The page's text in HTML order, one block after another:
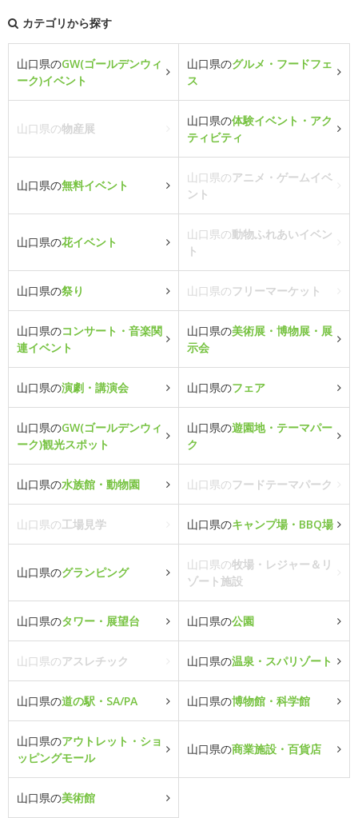
カテゴリから探す
山口県のGW(ゴールデンウィ
ーク)イベント
山口県のグルメ・フードフェ
ス
山口県の物産展
山口県の体験イベント・アク
ティビティ
山口県の無料イベント
山口県のアニメ・ゲームイベ
ント
山口県の花イベント
山口県の動物ふれあいイベン
ト
山口県の祭り 山口県のフリーマーケット
山口県のコンサート・音楽関
連イベント
山口県の美術展・博物展・展
示会
山口県の演劇・講演会 山口県のフェア
山口県のGW(ゴールデンウィ
ーク)観光スポット
山口県の遊園地・テーマパー
ク
山口県の水族館・動物園 山口県のフードテーマパーク
山口県の工場見学 山口県のキャンプ場・BBQ場
山口県のグランピング
山口県の牧場・レジャー＆リ
ゾート施設
山口県のタワー・展望台 山口県の公園
山口県のアスレチック 山口県の温泉・スパリゾート
山口県の道の駅・SA/PA 山口県の博物館・科学館
山口県のアウトレット・ショ
ッピングモール
山口県の商業施設・百貨店
山口県の美術館